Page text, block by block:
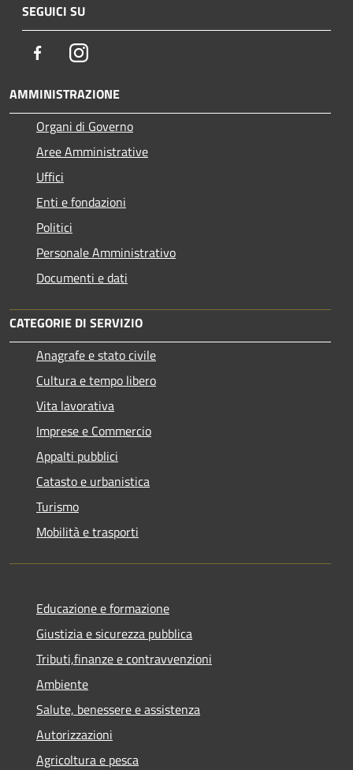
SEGUICI SU
FacebookInstagram
AMMINISTRAZIONE
Organi di Governo
Aree Amministrative
Uffici
Enti e fondazioni
Politici
Personale Amministrativo
Documenti e dati
CATEGORIE DI SERVIZIO
Anagrafe e stato civile
Cultura e tempo libero
Vita lavorativa
Imprese e Commercio
Appalti pubblici
Catasto e urbanistica
Turismo
Mobilità e trasporti
Educazione e formazione
Giustizia e sicurezza pubblica
Tributi,finanze e contravvenzioni
Ambiente
Salute, benessere e assistenza
Autorizzazioni
Agricoltura e pesca